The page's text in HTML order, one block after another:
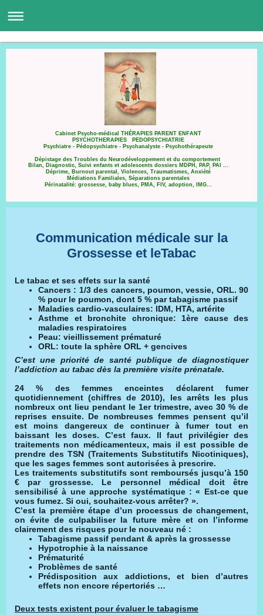
Cabinet Psycho-médical THÉRAPIES PARENT ENFANT
PSYCHOTHERAPIES PEDOPSYCHIATRIE
Psychiatre - Pédopsychiatre - Psychanalyste - Psychothérapeute
Dépistage des Troubles du Neurodéveloppement et du comportement
Bilan, Diagnostic, Suivi enfants et adolescents dossiers MDPH, PAP, PAI ...
Déprime, Burnout parental, Violences, Traumatismes, Anxiété
Médiations Familiales, Séparations parentales
Périnatalité: grossesse, baby blues, PMA, FIV, adoption, IMG...
Communication médicale sur la
Grossesse et leTabac
Le tabac et ses effets sur la santé
Cancers : 1/3 des cancers, poumon, vessie, ORL. 90
% pour le poumon, dont 5 % par tabagisme passif
Maladies cardio-vasculaires: IDM, HTA, artérite
Asthme et bronchite chronique: 1ère cause des
maladies respiratoires
Peau: vieillissement prématuré
ORL: toute la sphère ORL + gencives
C’est une priorité de santé publique de diagnostiquer
l’addiction au tabac dès la première visite prénatale.
24 % des femmes enceintes déclarent fumer
quotidiennement (chiffres de 2010), les arrêts les plus
nombreux ont lieu pendant le 1er trimestre, avec 30 % de
reprises ensuite. De nombreuses femmes pensent qu’il
est moins dangereux de continuer à fumer tout en
baissant les doses. C’est faux. Il faut privilégier des
traitements non médicamenteux, mais il est possible de
prendre des TSN (Traitements Substitutifs Nicotiniques),
que les sages femmes sont autorisées à prescrire.
Les traitements substitutifs sont remboursés jusqu’à 150
€ par grossesse. Le personnel médical doit être
sensibilisé à une approche systématique : « Est-ce que
vous fumez. Si oui, souhaitez-vous arrêter? ».
C’est la première étape d’un processus de changement,
on évite de culpabiliser la future mère et on l’informe
clairement des risques pour le nouveau né :
Tabagisme passif pendant & après la grossesse
Hypotrophie à la naissance
Prématurité
Problèmes de santé
Prédisposition aux addictions, et bien d’autres
effets non encore répertoriés …
Deux tests existent pour évaluer le tabagisme